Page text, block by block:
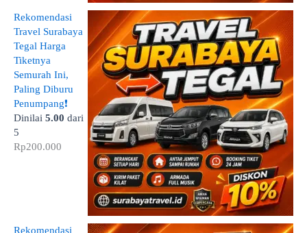
Rekomendasi
Travel Surabaya
Tegal Harga
Tiketnya
Semurah Ini,
Paling Diburu
Penumpang❗
Dinilai 5.00 dari
5
Rp200.000
Rekomendasi